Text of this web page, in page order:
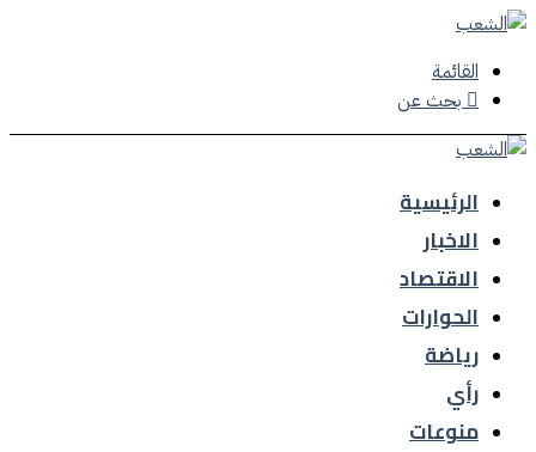
القائمة
بحث عن
الرئيسية
الاخبار
الاقتصاد
الحوارات
رياضة
رأي
منوعات